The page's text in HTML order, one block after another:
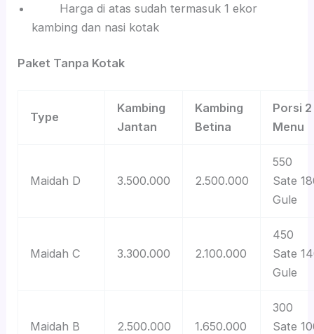
Harga di atas sudah termasuk 1 ekor
kambing dan nasi kotak
Paket Tanpa Kotak
Type
Kambing
Jantan
Kambing
Betina
Porsi 2
Menu
Maidah D 3.500.000 2.500.000
550
Sate
Gule
Maidah C 3.300.000 2.100.000
450
Sate
Gule
Maidah B 2.500.000 1.650.000
300
Sate